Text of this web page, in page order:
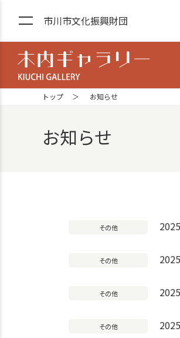
市川市文化振興財団
木内ギャラリー
トップ お知らせ
お知らせ
お知らせ一覧
その他
その他
その他
その他